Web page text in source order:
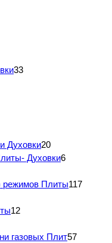
33
Духовки20
Духовки6
режимов Плиты117
12
газовых Плит57